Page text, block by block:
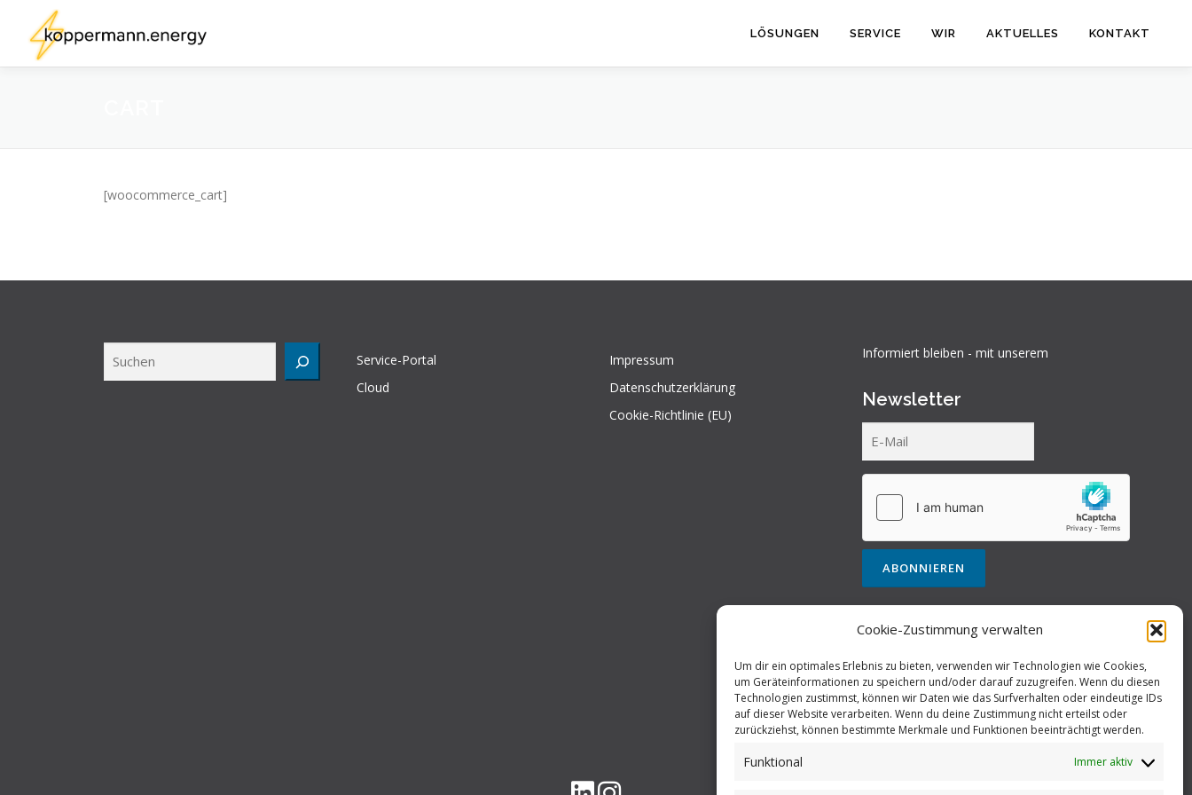
Cookie-Zustimmung verwalten
Um dir ein optimales Erlebnis zu bieten, verwenden wir Technologien wie Cookies,
um Geräteinformationen zu speichern und/oder darauf zuzugreifen. Wenn du diesen
Technologien zustimmst, können wir Daten wie das Surfverhalten oder eindeutige IDs
auf dieser Website verarbeiten. Wenn du deine Zustimmung nicht erteilst oder
zurückziehst, können bestimmte Merkmale und Funktionen beeinträchtigt werden.
Funktional Immer aktiv
springen
LÖSUNGEN SERVICE WIR AKTUELLES KONTAKT
[woocommerce_cart]
Service-Portal
Cloud
Impressum
Datenschutzerklärung
Cookie-Richtlinie (EU)
Informiert bleiben - mit unserem
Newsletter